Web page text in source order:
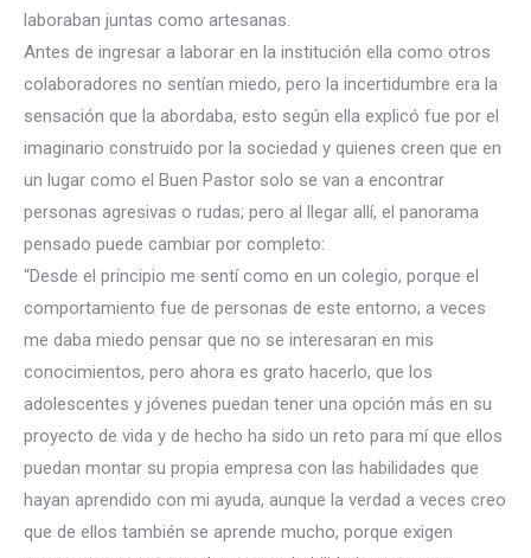
laboraban juntas como artesanas.
Antes de ingresar a laborar en la institución ella como otros
colaboradores no sentían miedo, pero la incertidumbre era la
sensación que la abordaba, esto según ella explicó fue por el
imaginario construido por la sociedad y quienes creen que en
un lugar como el Buen Pastor solo se van a encontrar
personas agresivas o rudas; pero al llegar allí, el panorama
pensado puede cambiar por completo:
“Desde el principio me sentí como en un colegio, porque el
comportamiento fue de personas de este entorno; a veces
me daba miedo pensar que no se interesaran en mis
conocimientos, pero ahora es grato hacerlo, que los
adolescentes y jóvenes puedan tener una opción más en su
proyecto de vida y de hecho ha sido un reto para mí que ellos
puedan montar su propia empresa con las habilidades que
hayan aprendido con mi ayuda, aunque la verdad a veces creo
que de ellos también se aprende mucho, porque exigen